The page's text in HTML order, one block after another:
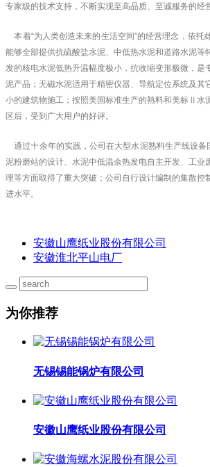
专家级的技术支持，不断实现至高品质、至诚服务的经
本着“为人类创造未来的生活空间”的经营理念，依托
能够全部提供抗硫酸盐水泥、中低热水泥和道路水泥等
发的核电水泥低热升温幅度极小，抗收缩变形极微，是
泥产品；无磁水泥适用于精密仪器、导航定位系统及其
小的建筑物施工；按照美国标准生产的熟料和美标Ⅱ
区后，受到广大用户的好评。
通过十余年的实践，公司在大型水泥熟料生产线设
泥粉磨站的设计、水泥中低温余热发电自主开发、工业
理等方面取得了重大突破；公司自行设计编制的集散控
进水平。
安徽山鹰纸业股份有限公司
安徽淮北平山电厂
为你推荐
无锡锡能锅炉有限公司
安徽山鹰纸业股份有限公司